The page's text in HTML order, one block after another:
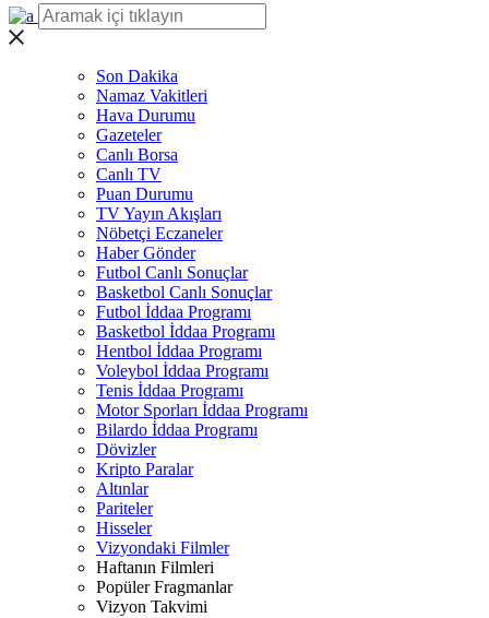
Son Dakika
Namaz Vakitleri
Hava Durumu
Gazeteler
Canlı Borsa
Canlı TV
Puan Durumu
TV Yayın Akışları
Nöbetçi Eczaneler
Haber Gönder
Futbol Canlı Sonuçlar
Basketbol Canlı Sonuçlar
Futbol İddaa Programı
Basketbol İddaa Programı
Hentbol İddaa Programı
Voleybol İddaa Programı
Tenis İddaa Programı
Motor Sporları İddaa Programı
Bilardo İddaa Programı
Dövizler
Kripto Paralar
Altınlar
Pariteler
Hisseler
Vizyondaki Filmler
Haftanın Filmleri
Popüler Fragmanlar
Vizyon Takvimi